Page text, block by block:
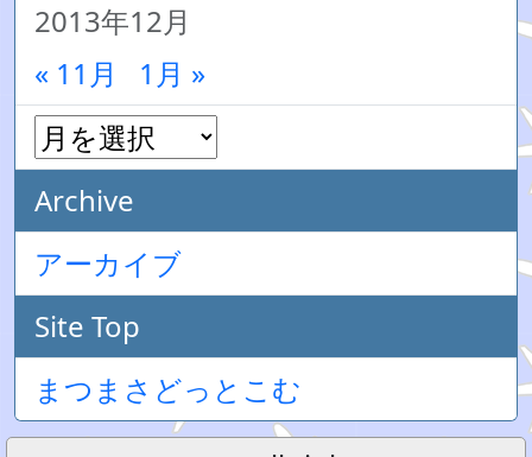
2013年12月
« 11月 1月 »
Archive
アーカイブ
Site Top
まつまさどっとこむ